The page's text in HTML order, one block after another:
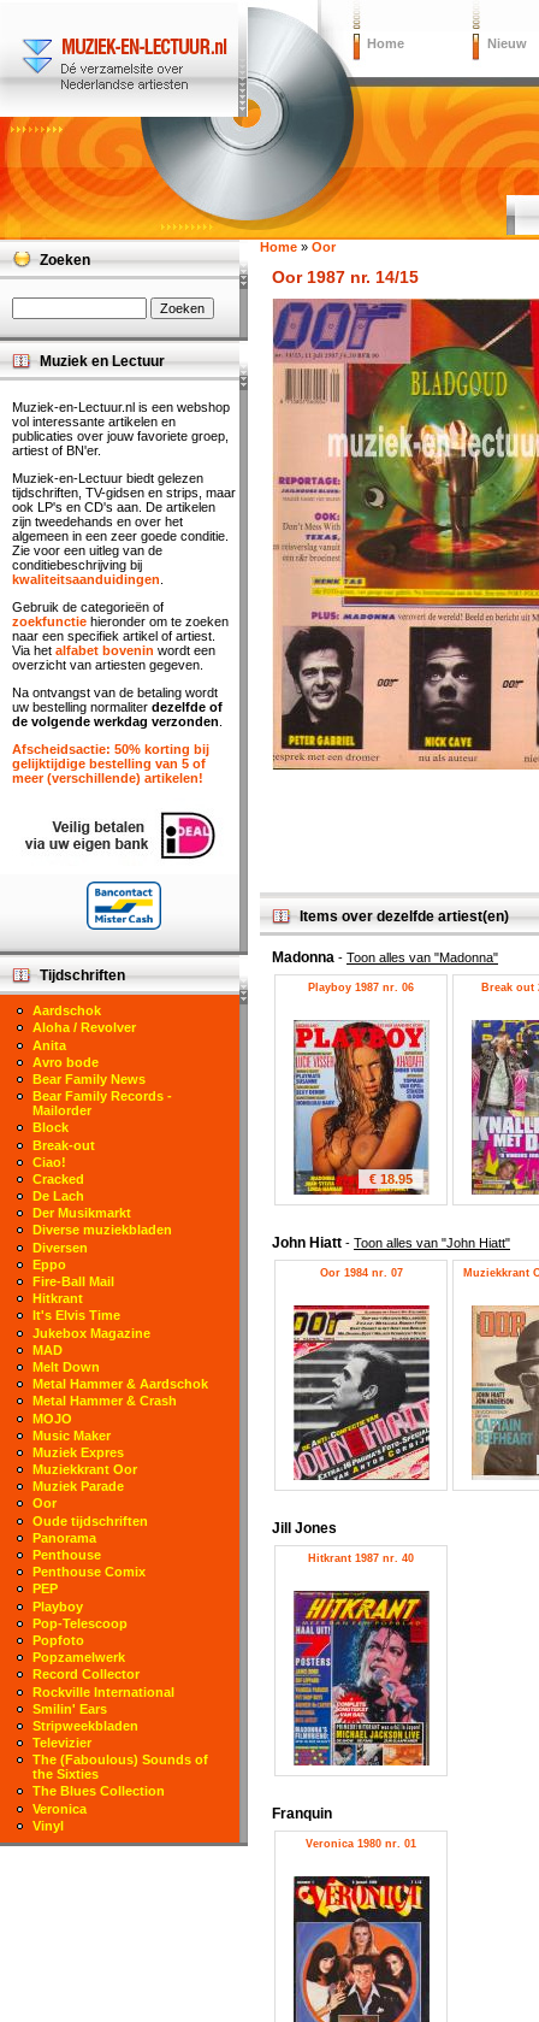
Home Nieuw
Home » Oor
Oor 1987 nr. 14/15
Items over dezelfde artiest(en)
Madonna - Toon alles van "Madonna"
Playboy 1987 nr. 06
€ 18.95
Break out
John Hiatt - Toon alles van "John Hiatt"
Oor 1984 nr. 07 Muziekkrant
Jill Jones
Hitkrant 1987 nr. 40
Franquin
Veronica 1980 nr. 01
Zoeken
Muziek en Lectuur
Muziek-en-Lectuur.nl is een webshop
vol interessante artikelen en
publicaties over jouw favoriete groep,
artiest of BN'er.
Muziek-en-Lectuur biedt gelezen
tijdschriften, TV-gidsen en strips, maar
ook LP's en CD's aan. De artikelen
zijn tweedehands en over het
algemeen in een zeer goede conditie.
Zie voor een uitleg van de
conditiebeschrijving bij
kwaliteitsaanduidingen
Gebruik de categorieën of
zoekfunctie hieronder om te zoeken
naar een specifiek artikel of artiest.
Via het alfabet bovenin wordt een
overzicht van artiesten gegeven.
Na ontvangst van de betaling wordt
uw bestelling normaliter dezelfde of
de volgende werkdag verzonden
Afscheidsactie: 50% korting bij
gelijktijdige bestelling van 5 of
meer (verschillende) artikelen!
Tijdschriften
Aardschok
Aloha / Revolver
Anita
Avro bode
Bear Family News
Bear Family Records -
Mailorder
Block
Break-out
Ciao!
Cracked
De Lach
Der Musikmarkt
Diverse muziekbladen
Diversen
Eppo
Fire-Ball Mail
Hitkrant
It's Elvis Time
Jukebox Magazine
MAD
Melt Down
Metal Hammer & Aardschok
Metal Hammer & Crash
MOJO
Music Maker
Muziek Expres
Muziekkrant Oor
Muziek Parade
Oor
Oude tijdschriften
Panorama
Penthouse
Penthouse Comix
PEP
Playboy
Pop-Telescoop
Popfoto
Popzamelwerk
Record Collector
Rockville International
Smilin' Ears
Stripweekbladen
Televizier
The (Faboulous) Sounds of
the Sixties
The Blues Collection
Veronica
Vinyl